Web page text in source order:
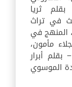
ثريا
في تراث
المنهج في
مأمون،
أبرار
الموسوي